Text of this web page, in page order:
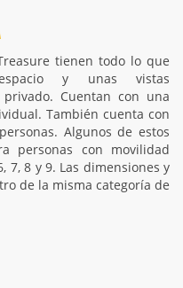
tienen todo lo que
y unas vistas
Cuentan con una
También cuenta con
Algunos de estos
personas con movilidad
7, 8 y 9. Las dimensiones y
de la misma categoría de